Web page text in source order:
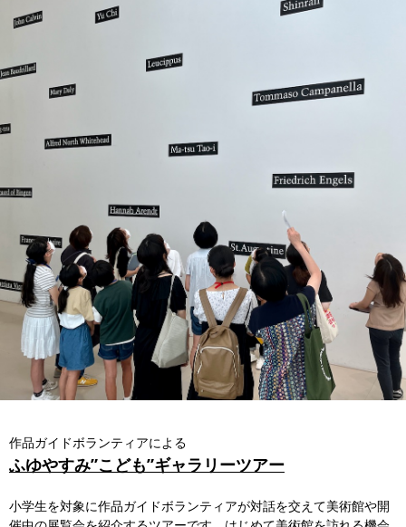
作品ガイドボランティアによる
ふゆやすみ”こども”ギャラリーツアー
小学生を対象に作品ガイドボランティアが対話を交えて美術館や開